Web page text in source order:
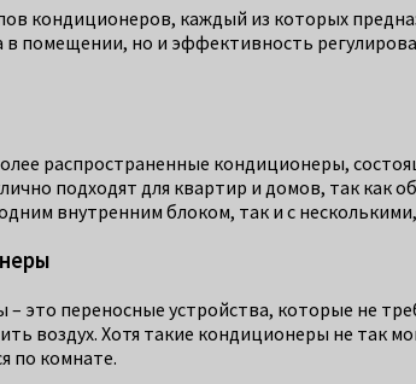
кондиционеров, каждый из которых
помещении, но и эффективность
распространенные кондиционеры,
подходят для квартир и домов, так как
внутренним блоком, так и с
это переносные устройства, которые не
воздух. Хотя такие кондиционеры не так
по комнате.